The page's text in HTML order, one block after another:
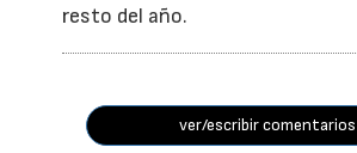
resto del año.
ver/escribir comentarios